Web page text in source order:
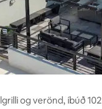
og verönd, íbúð 102